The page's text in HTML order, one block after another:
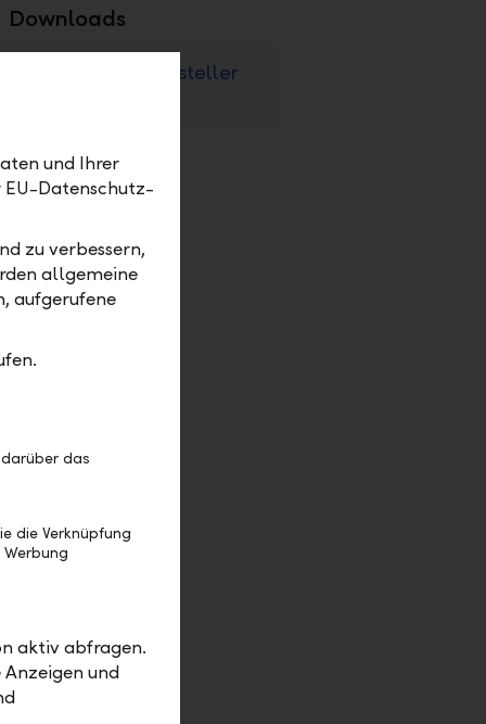
Downloads
eBill für Rechnungssteller
Kunden
für die
und
E-
und Ihrer
EU-Datenschutz-
zu verbessern,
allgemeine
aufgerufene
das
die Verknüpfung
aktiv abfragen.
und